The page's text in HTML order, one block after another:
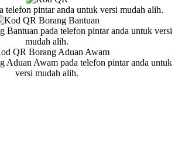
telefon pintar anda untuk versi mudah alih.
Bantuan pada telefon pintar anda untuk versi
mudah alih.
Aduan Awam pada telefon pintar anda untuk
versi mudah alih.